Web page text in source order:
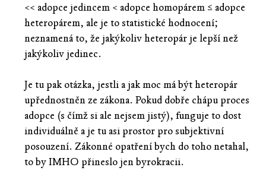
<< adopce jedincem < adopce homopárem ≤ adopce
heteropárem, ale je to statistické hodnocení;
neznamená to, že jakýkoliv heteropár je lepší než
jakýkoliv jedinec.
Je tu pak otázka, jestli a jak moc má být heteropár
upřednostněn ze zákona. Pokud dobře chápu proces
adopce (s čímž si ale nejsem jistý), funguje to dost
individuálně a je tu asi prostor pro subjektivní
posouzení. Zákonné opatření bych do toho netahal,
to by IMHO přineslo jen byrokracii.